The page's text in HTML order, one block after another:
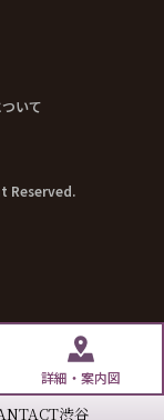
詳細・案内図
渋谷
いて
Reserved.